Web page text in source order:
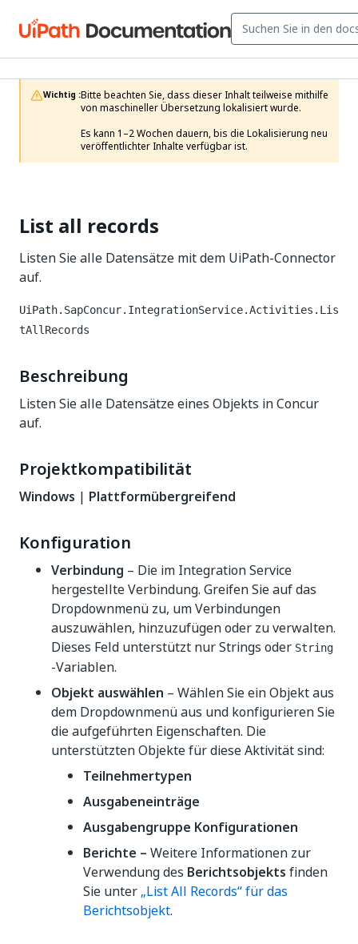
Wichtig :Bitte beachten Sie, dass dieser Inhalt teilweise mithilfe
von maschineller Übersetzung lokalisiert wurde.
Es kann 1–2 Wochen dauern, bis die Lokalisierung neu
veröffentlichter Inhalte verfügbar ist.
List all records
Listen Sie alle Datensätze mit dem UiPath-Connector
auf.
UiPath.SapConcur.IntegrationService.Activities.Lis
tAllRecords
Beschreibung
Listen Sie alle Datensätze eines Objekts in Concur
auf.
Projektkompatibilität
Windows | Plattformübergreifend
Konfiguration
Verbindung – Die im Integration Service
hergestellte Verbindung. Greifen Sie auf das
Dropdownmenü zu, um Verbindungen
auszuwählen, hinzuzufügen oder zu verwalten.
Dieses Feld unterstützt nur Strings oder String
-Variablen.
Objekt auswählen – Wählen Sie ein Objekt aus
dem Dropdownmenü aus und konfigurieren Sie
die aufgeführten Eigenschaften. Die
unterstützten Objekte für diese Aktivität sind:
Teilnehmertypen
Ausgabeneinträge
Ausgabengruppe Konfigurationen
Berichte – Weitere Informationen zur
Verwendung des Berichtsobjekts finden
Sie unter„List All Records“ für das
Berichtsobjekt.